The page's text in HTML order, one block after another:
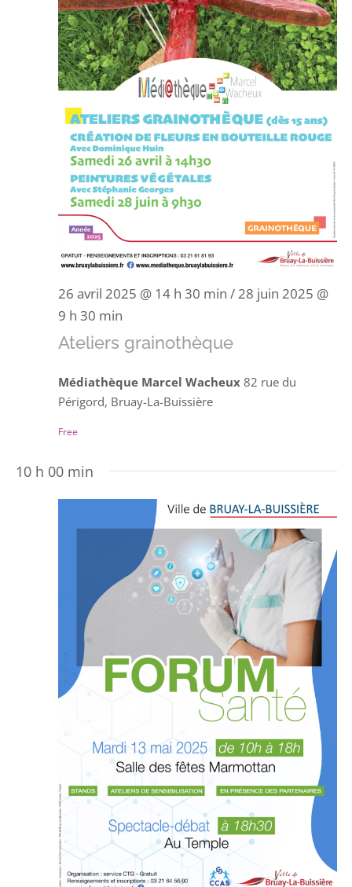
26 avril 2025 @ 14 h 30 min /28 juin 2025 @
9 h 30 min
Ateliers grainothèque
Médiathèque Marcel Wacheux 82 rue du
Périgord, Bruay-La-Buissière
Free
10 h 00 min